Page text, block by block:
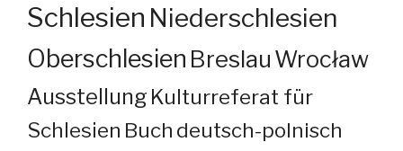
Schlesien Niederschlesien
Oberschlesien Breslau Wrocław
Ausstellung Kulturreferat für
Schlesien Buch deutsch-polnisch